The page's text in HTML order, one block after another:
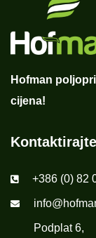
Hofman
cijena!
+386 (0) 82
Podplat 6,